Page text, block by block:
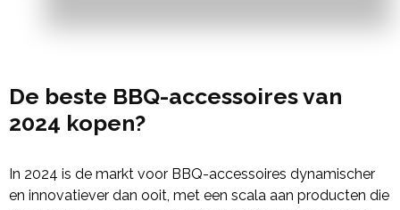
De beste BBQ-accessoires van
2024 kopen?
In 2024 is de markt voor BBQ-accessoires dynamischer
en innovatiever dan ooit, met een scala aan producten die